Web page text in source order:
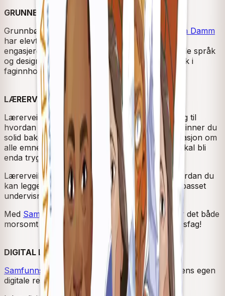
GRUNNBØKER
Grunnbøkene til
Samfunnsfag 5–7 fra Cappelen Damm
har elevtilpassede fagtekster i ulike sjangre, og
engasjerende og selvforklarende oppgaver. Både språk
og design innbyr til lesing, refleksjon og dypdykk i
faginnholdet.
LÆRERVEILEDNINGER
Lærerveiledningene inneholder konkrete forslag til
hvordan du kan undervise i samfunnsfag. Her finner du
solid bakgrunnskunnskap og utfyllende informasjon om
alle emnene i grunnbøkene, skrevet for at du skal bli
enda tryggere på faginnholdet.
Lærerveiledningene har også mange tips til hvordan du
kan legge til rette for en variert, elevaktiv og tilpasset
undervisning i samfunnsfag.
Med Samfunnsfag 5–7 fra Cappelen Damm
blir det både
morsomt og meningsfylt å undervise i samfunnsfag!
DIGITAL LÆRERRESSURS
Samfunnsfag 5–7 Digital lærerressurs er lærerens egen
digitale ressursbank.